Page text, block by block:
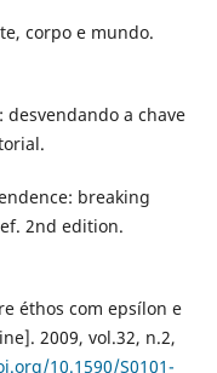
corpo e mundo.
desvendando a chave
breaking
2nd edition.
éthos com epsílon e
2009, vol.32, n.2,
10.1590/S0101-